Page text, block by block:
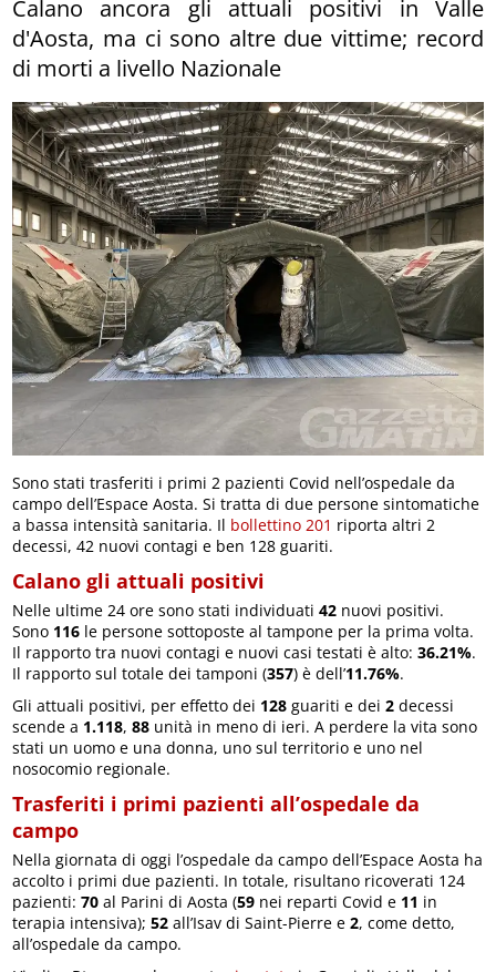
Calano ancora gli attuali positivi in Valle
d'Aosta, ma ci sono altre due vittime; record
di morti a livello Nazionale
Sono stati trasferiti i primi 2 pazienti Covid nell’ospedale da
campo dell’Espace Aosta. Si tratta di due persone sintomatiche
a bassa intensità sanitaria. Il bollettino 201 riporta altri 2
decessi, 42 nuovi contagi e ben 128 guariti.
Calano gli attuali positivi
Nelle ultime 24 ore sono stati individuati42 nuovi positivi.
Sono 116 le persone sottoposte al tampone per la prima volta.
Il rapporto tra nuovi contagi e nuovi casi testati è alto:36.21%.
Il rapporto sul totale dei tamponi (357) è dell’11.76%.
Gli attuali positivi, per effetto dei 128 guariti e dei2 decessi
scende a 1.118,88 unità in meno di ieri. A perdere la vita sono
stati un uomo e una donna, uno sul territorio e uno nel
nosocomio regionale.
Trasferiti i primi pazienti all’ospedale da
campo
Nella giornata di oggi l’ospedale da campo dell’Espace Aosta ha
accolto i primi due pazienti. In totale, risultano ricoverati 124
pazienti:70 al Parini di Aosta (59 nei reparti Covid e 11 in
terapia intensiva);52 all’Isav di Saint-Pierre e2, come detto,
all’ospedale da campo.